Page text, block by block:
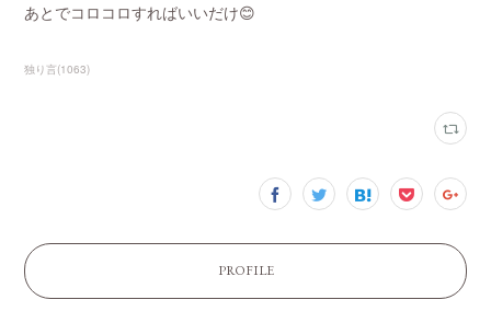
あとでコロコロすればいいだけ😊
独り言(1063)
PROFILE